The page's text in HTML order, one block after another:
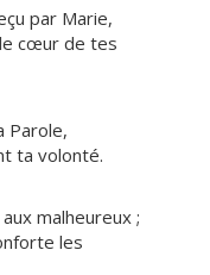
par Marie,
cœur de tes
Parole,
ta volonté.
malheureux ;
les